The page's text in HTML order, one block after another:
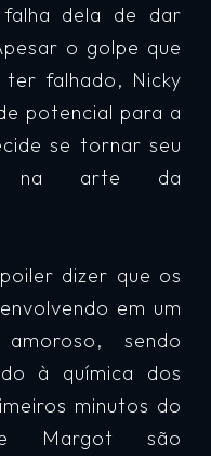
dela de dar
o golpe que
falhado, Nicky
potencial para a
se tornar seu
na arte da
dizer que os
em um
amoroso, sendo
à química dos
minutos do
Margot são